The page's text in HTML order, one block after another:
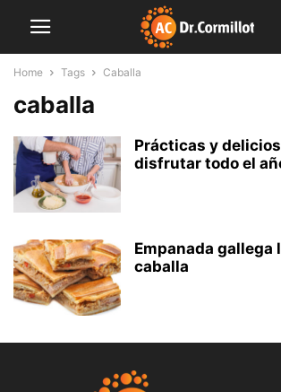
Home Tags Caballa
caballa
Prácticas y
disfrutar todo el
Empanada gallega
caballa